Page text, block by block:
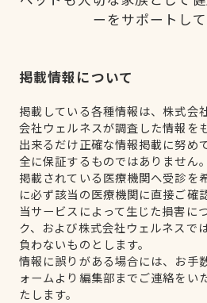
ーをサポートして
掲載情報について
掲載している各種情報は、株式会
会社ウェルネスが調査した情報を
出来るだけ正確な情報掲載に努め
全に保証するものではありません。
掲載されている医療機関へ受診を
に必ず該当の医療機関に直接ご確
当サービスによって生じた損害に
ク、および株式会社ウェルネスで
負わないものとします。
情報に誤りがある場合には、お手
ォームより編集部までご連絡をい
たします。